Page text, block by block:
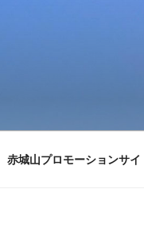
赤城山プロモーションサイ